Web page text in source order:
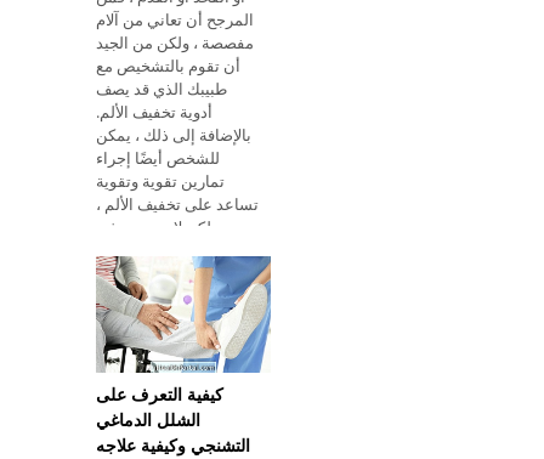
المرجح أن تعاني من آلام
مفصصة ، ولكن من الجيد
أن تقوم بالتشخيص مع
طبيبك الذي قد يصف
أدوية تخفيف الألم.
بالإضافة إلى ذلك ، يمكن
للشخص أيضًا إجراء
تمارين تقوية وتقوية
تساعد على تخفيف الألم ،
ولكن لا ينصح به في
الألم قويًا جدًا. في مثل
هذه الحالات ، يجب على
المرء فقط اتباع توصيات
الطبيب. اكتشف كيف يتم
علاج الدوا
كيفية التعرف على
الشلل الدماغي
التشنجي وكيفية علاجه